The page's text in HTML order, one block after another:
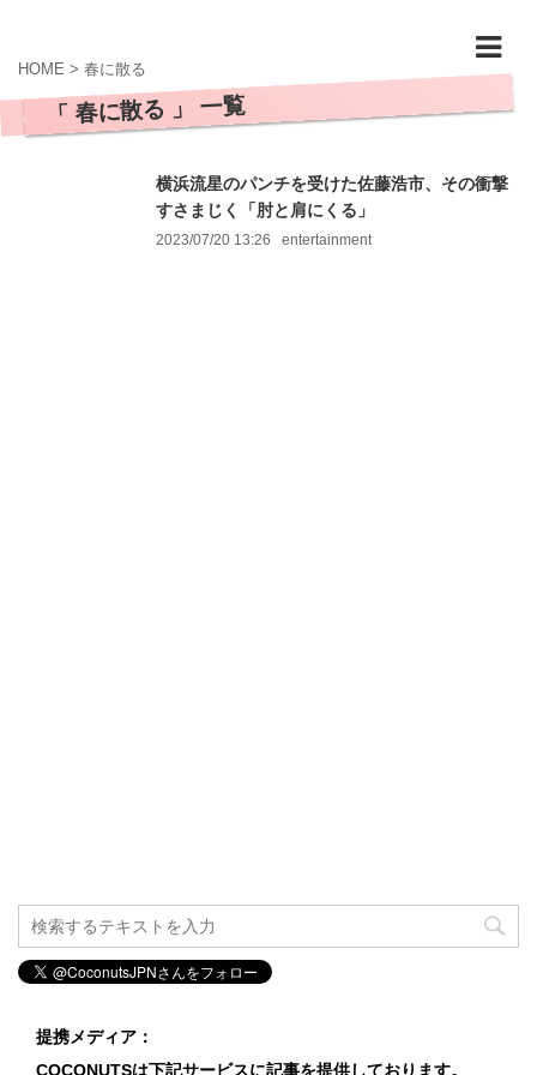
HOME > 春に散る
「 春に散る 」 一覧
横浜流星のパンチを受けた佐藤浩市、その衝撃
すさまじく「肘と肩にくる」
2023/07/20 13:26 entertainment
提携メディア：
COCONUTSは下記サービスに記事を提供しております。